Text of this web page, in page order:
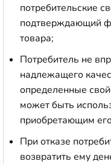
потребительские
подтверждающий
товара;
Потребитель не
надлежащего
определенные
может быть
приобретающим
При отказе
возвратить ему